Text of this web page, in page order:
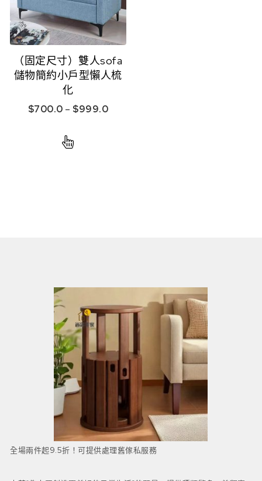
（固定尺寸）雙人sofa
儲物簡約小戶型懶人梳
化
$700.0 – $999.0
全場兩件起9.5折！可提供處理舊傢私服務